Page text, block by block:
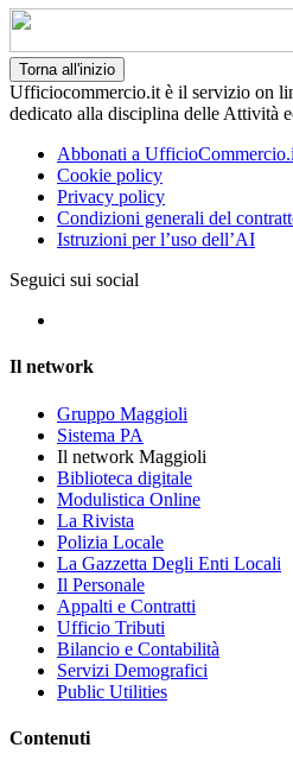
Torna all'inizio
Ufficiocommercio.it è il servizio on
dedicato alla disciplina delle Attività
Abbonati a
Cookie policy
Privacy policy
Condizioni generali del
Istruzioni per l’uso dell’AI
Seguici sui social
Il network
Gruppo Maggioli
Sistema PA
Il network Maggioli
Biblioteca digitale
Modulistica Online
La Rivista
Polizia Locale
La Gazzetta Degli Enti Locali
Il Personale
Appalti e Contratti
Ufficio Tributi
Bilancio e Contabilità
Servizi Demografici
Public Utilities
Contenuti